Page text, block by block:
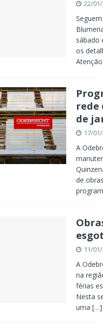
22/
sábado
os
Atenção
rede
de
17/
A
de
11/
A
na
férias
Nesta
uma […]